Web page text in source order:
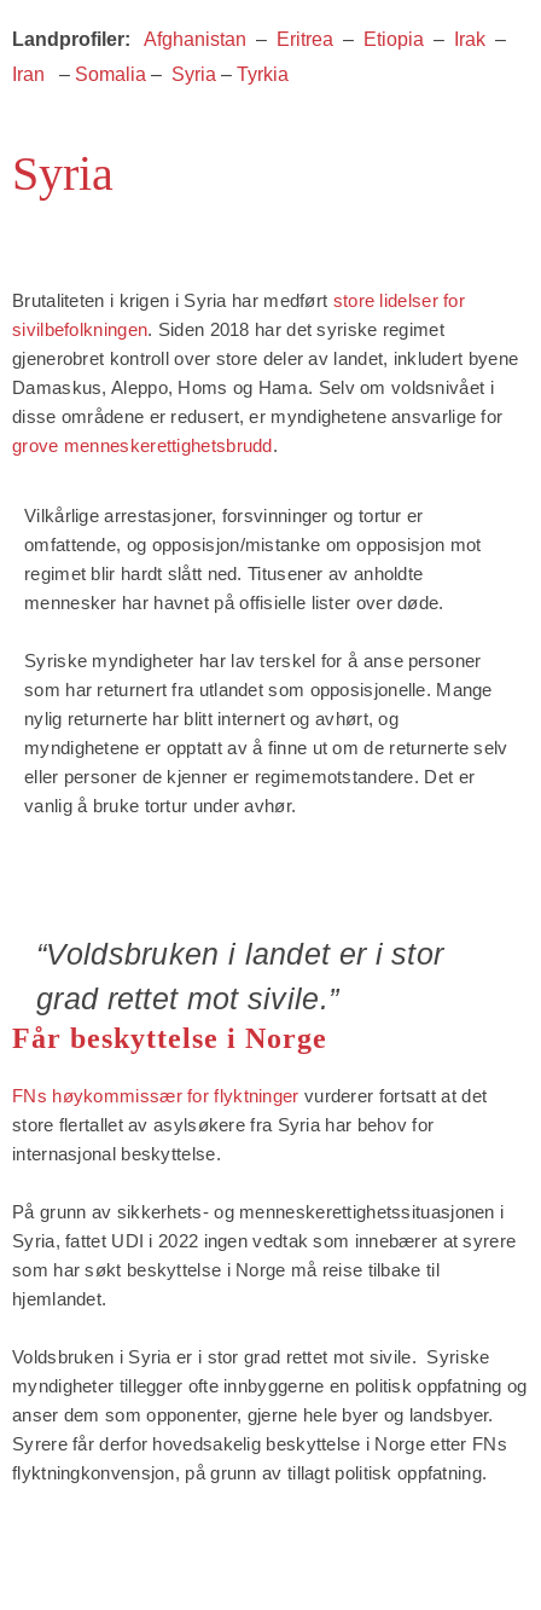
Landprofiler: Afghanistan – Eritrea – Etiopia – Irak –
Iran
– Somalia – Syria – Tyrkia
Syria
Brutaliteten i krigen i Syria har medført store lidelser for
sivilbefolkningen. Siden 2018 har det syriske regimet
gjenerobret kontroll over store deler av landet, inkludert byene
Damaskus, Aleppo, Homs og Hama. Selv om voldsnivået i
disse områdene er redusert, er myndighetene ansvarlige for
grove menneskerettighetsbrudd.
Vilkårlige arrestasjoner, forsvinninger og tortur er
omfattende, og opposisjon/mistanke om opposisjon mot
regimet blir hardt slått ned. Titusener av anholdte
mennesker har havnet på offisielle lister over døde.
Syriske myndigheter har lav terskel for å anse personer
som har returnert fra utlandet som opposisjonelle. Mange
nylig returnerte har blitt internert og avhørt, og
myndighetene er opptatt av å finne ut om de returnerte selv
eller personer de kjenner er regimemotstandere. Det er
vanlig å bruke tortur under avhør.
“Voldsbruken i landet er i stor
grad rettet mot sivile.”
Får beskyttelse i Norge
FNs høykommissær for flyktninger vurderer fortsatt at det
store flertallet av asylsøkere fra Syria har behov for
internasjonal beskyttelse.
På grunn av sikkerhets- og menneskerettighetssituasjonen i
Syria, fattet UDI i 2022 ingen vedtak som innebærer at syrere
som har søkt beskyttelse i Norge må reise tilbake til
hjemlandet.
Voldsbruken i Syria er i stor grad rettet mot sivile. Syriske
myndigheter tillegger ofte innbyggerne en politisk oppfatning og
anser dem som opponenter, gjerne hele byer og landsbyer.
Syrere får derfor hovedsakelig beskyttelse i Norge etter FNs
flyktningkonvensjon, på grunn av tillagt politisk oppfatning.